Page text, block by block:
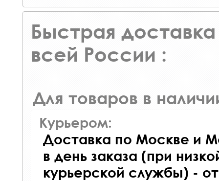
Быстрая доставка
всей России :
Для товаров в
Курьером:
Доставка по Москве и
в день заказа (при
курьерской службы) -